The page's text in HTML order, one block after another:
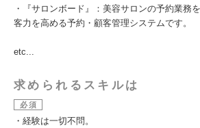
・『サロンボード』：美容サロンの予約業務
客力を高める予約・顧客管理システムです。
etc...
求められるスキルは
必須
・経験は一切不問。